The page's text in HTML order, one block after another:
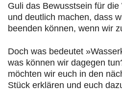
Guli das Bewusstsein für
und deutlich machen, dass
beenden können, wenn wir
Doch was bedeutet
was können wir dagegen
möchten wir euch in den
Stück erklären und euch